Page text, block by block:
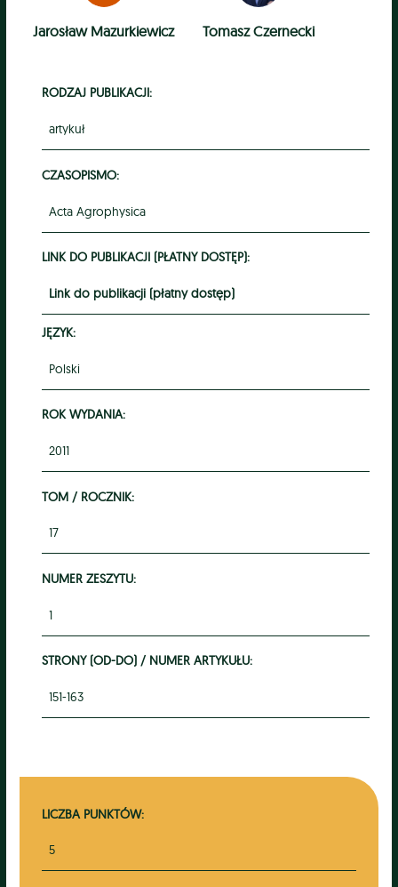
Jarosław Mazurkiewicz Tomasz Czernecki
RODZAJ PUBLIKACJI:
artykuł
CZASOPISMO:
Acta Agrophysica
LINK DO PUBLIKACJI (PŁATNY DOSTĘP):
Link do publikacji (płatny dostęp)
JĘZYK:
Polski
ROK WYDANIA:
2011
TOM / ROCZNIK:
17
NUMER ZESZYTU:
1
STRONY (OD-DO) / NUMER ARTYKUŁU:
151-163
LICZBA PUNKTÓW:
5